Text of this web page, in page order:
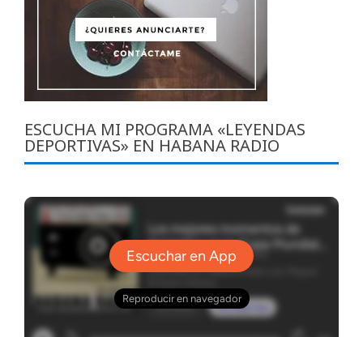
ESCUCHA MI PROGRAMA «LEYENDAS
DEPORTIVAS» EN HABANA RADIO